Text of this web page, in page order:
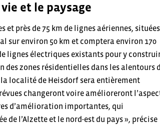
et le paysage
près de 75 km de lignes aériennes, situées
sur environ 50 km et comptera environ 170
lignes électriques existants pour y
zones résidentielles dans les alentours
localité de Heisdorf sera entièrement
changeront voire amélioreront
d’amélioration importantes, qui
l’Alzette et le nord-est du pays », précise